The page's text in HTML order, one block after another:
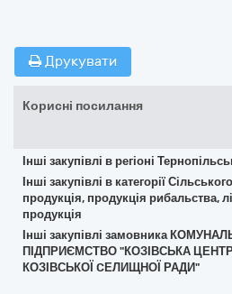
Друкувати
Корисні посилання
Інші закупівлі в регіоні
Інші закупівлі в категорії
продукція, продукція рибальства,
продукція
Інші закупівлі замовника
ПІДПРИЄМСТВО "КОЗІВСЬКА
КОЗІВСЬКОЇ CЕЛИЩНОЇ РАДИ"